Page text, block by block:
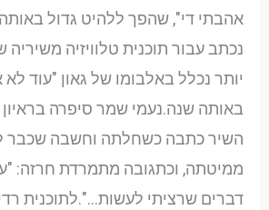
אהבתי די", שהפך ללהיט גדול
נכתב עבור תוכנית טלוויזיה
יותר נכלל באלבומו של גאון "עוד
באותה שנה.נעמי שמר סיפרה
השיר כתבה כשחלתה וחשבה שכבר
ממיטתה, וכתגובה מתמרדת חרזה:
דברים שרציתי לעשות…".לתוכנית